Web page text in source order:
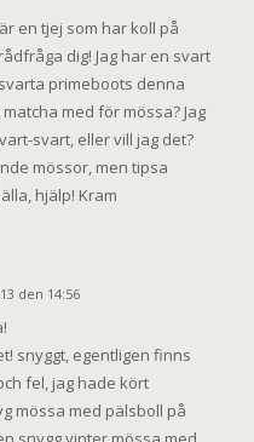
en tjej som har koll på
dig! Jag har en svart
primeboots denna
med för mössa? Jag
svart, eller vill jag det?
mössor, men tipsa
hjälp! Kram
den 14:56
snyggt, egentligen finns
fel, jag hade kört
mössa med pälsboll på